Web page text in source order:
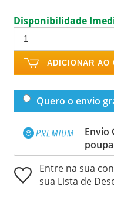
Disponibilidade
ADICIONAR AO
Quero o envio
Envio
Entre na sua
sua Lista de